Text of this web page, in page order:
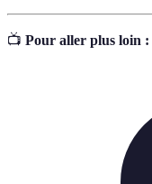
📺 Pour aller plus loin :